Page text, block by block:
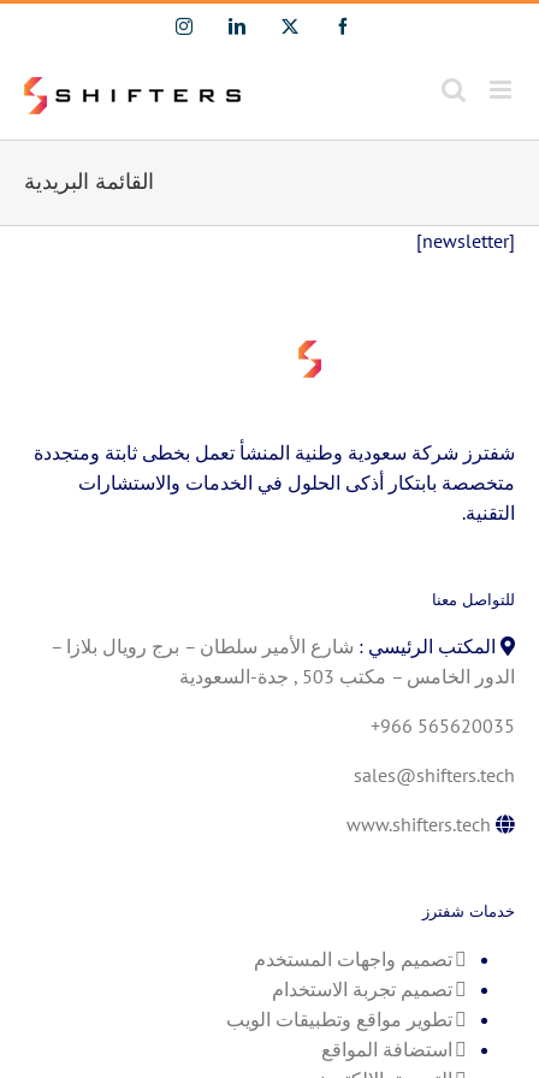
Facebook
X
LinkedIn
Instagram
القائمة البريدية
[newsletter]
شفترز شركة سعودية وطنية المنشأ تعمل بخطى ثابتة ومتجددة
متخصصة بابتكار أذكى الحلول في الخدمات والاستشارات
التقنية.
للتواصل معنا
المكتب الرئيسي : شارع الأمير سلطان – برج رويال بلازا –
الدور الخامس – مكتب 503 , جدة-السعودية
+966 565620035
sales@shifters.tech
www.shifters.tech
خدمات شفترز
تصميم واجهات المستخدم
تصميم تجربة الاستخدام
تطوير مواقع وتطبيقات الويب
استضافة المواقع